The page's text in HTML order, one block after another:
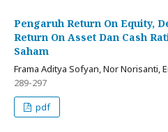
Pengaruh Return On Equity,
Return On Asset Dan Cash
Saham
Frama Aditya Sofyan, Nor Norisanti,
289-297
pdf